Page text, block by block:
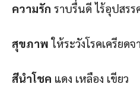
ความรัก ราบรื่นดี ไร้อุปสร
สุขภาพ ให้ระวังโรคเครียดจ
สีนำโชค แดง เหลือง เขียว